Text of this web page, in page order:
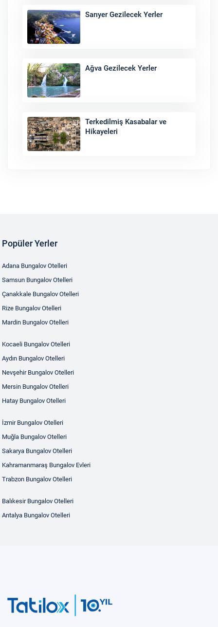
Sarıyer Gezilecek Yerler
Ağva Gezilecek Yerler
Terkedilmiş Kasabalar ve
Hikayeleri
Popüler Yerler
Adana Bungalov Otelleri
Samsun Bungalov Otelleri
Çanakkale Bungalov Otelleri
Rize Bungalov Otelleri
Mardin Bungalov Otelleri
Kocaeli Bungalov Otelleri
Aydın Bungalov Otelleri
Nevşehir Bungalov Otelleri
Mersin Bungalov Otelleri
Hatay Bungalov Otelleri
İzmir Bungalov Otelleri
Muğla Bungalov Otelleri
Sakarya Bungalov Otelleri
Kahramanmaraş Bungalov Evleri
Trabzon Bungalov Otelleri
Balıkesir Bungalov Otelleri
Antalya Bungalov Otelleri